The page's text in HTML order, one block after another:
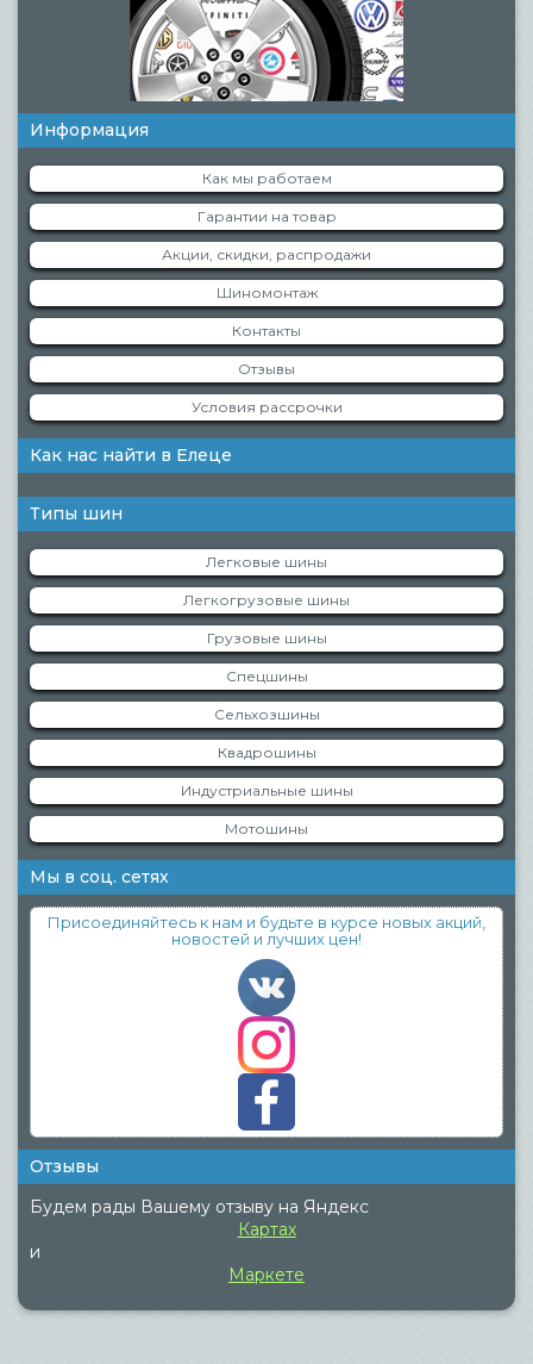
Информация
Как мы работаем
Гарантии на товар
Акции, скидки, распродажи
Шиномонтаж
Контакты
Отзывы
Условия рассрочки
Как нас найти в Елеце
Типы шин
Легковые шины
Легкогрузовые шины
Грузовые шины
Спецшины
Сельхозшины
Квадрошины
Индустриальные шины
Мотошины
Мы в соц. сетях
Присоединяйтесь к нам и будьте в курсе новых акций,
новостей и лучших цен!
Отзывы
Будем рады Вашему отзыву на Яндекс
Картах
и
Маркете